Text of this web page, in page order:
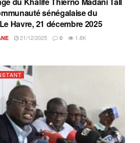
sénégalaise du
Havre, 21 décembre 2025
21/12/2025 0 1.8K